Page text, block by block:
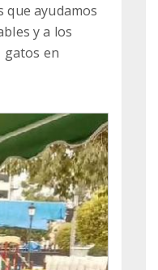
que ayudamos
y a los
gatos en